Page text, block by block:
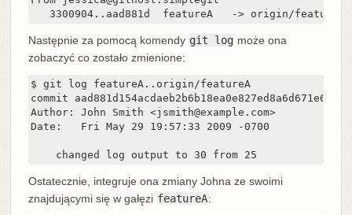
   3300904..aad881d  featureA   -> origin/featureA
Następnie za pomocą komendy git log może ona
zobaczyć co zostało zmienione:
$ git log featureA..origin/featureA
commit aad881d154acdaeb2b6b18ea0e827ed8a6d671e6
Author: John Smith <jsmith@example.com>
Date:   Fri May 29 19:57:33 2009 -0700
    changed log output to 30 from 25
Ostatecznie, integruje ona zmiany Johna ze swoimi
znajdującymi się w gałęzi featureA: